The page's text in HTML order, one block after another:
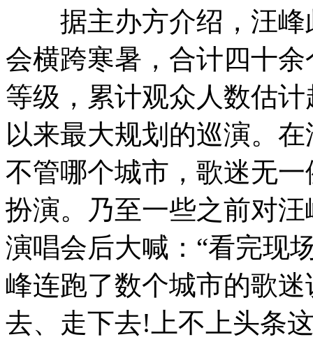
据主办方介绍，汪峰
会横跨寒暑，合计四十
等级，累计观众人数估
以来最大规划的巡演。
不管哪个城市，歌迷无
扮演。乃至一些之前对
演唱会后大喊：“看完现
峰连跑了数个城市的歌
去、走下去!上不上头条